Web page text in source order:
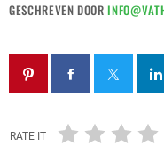
GESCHREVEN DOOR
RATE IT